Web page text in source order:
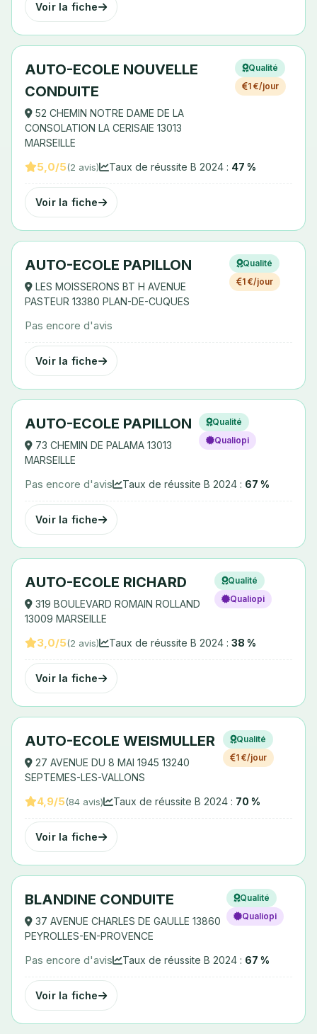
Voir la fiche
AUTO-ECOLE NOUVELLE
CONDUITE
52 CHEMIN NOTRE DAME DE LA
CONSOLATION LA CERISAIE 13013
MARSEILLE
Qualité
1 €/jour
5,0/5(2 avis) Taux de réussite B 2024 : 47 %
Voir la fiche
AUTO-ECOLE PAPILLON
LES MOISSERONS BT H AVENUE
PASTEUR 13380 PLAN-DE-CUQUES
Qualité
1 €/jour
Pas encore d'avis
Voir la fiche
AUTO-ECOLE PAPILLON
73 CHEMIN DE PALAMA 13013
MARSEILLE
Qualité
Qualiopi
Pas encore d'avis Taux de réussite B 2024 : 67 %
Voir la fiche
AUTO-ECOLE RICHARD
319 BOULEVARD ROMAIN ROLLAND
13009 MARSEILLE
Qualité
Qualiopi
3,0/5(2 avis) Taux de réussite B 2024 : 38 %
Voir la fiche
AUTO-ECOLE WEISMULLER
27 AVENUE DU 8 MAI 1945 13240
SEPTEMES-LES-VALLONS
Qualité
1 €/jour
4,9/5(84 avis) Taux de réussite B 2024 : 70 %
Voir la fiche
BLANDINE CONDUITE
37 AVENUE CHARLES DE GAULLE 13860
PEYROLLES-EN-PROVENCE
Qualité
Qualiopi
Pas encore d'avis Taux de réussite B 2024 : 67 %
Voir la fiche